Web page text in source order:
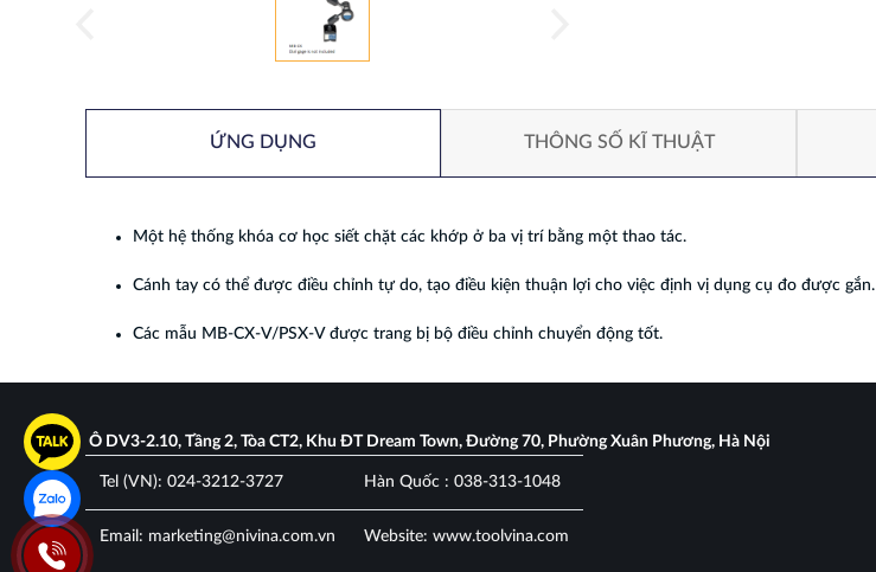
ỨNG DỤNG THÔNG SỐ KĨ THUẬT
Một hệ thống khóa cơ học siết chặt các khớp ở ba vị trí bằng một thao tác.
Cánh tay có thể được điều chỉnh tự do, tạo điều kiện thuận lợi cho việc định vị dụng cụ đo được gắn.
Các mẫu MB-CX-V/PSX-V được trang bị bộ điều chỉnh chuyển động tốt.
Ô DV3-2.10, Tầng 2, Tòa CT2, Khu ĐT Dream Town, Đường 70, Phường Xuân Phương, Hà Nội
Tel (VN): 024-3212-3727
Email: marketing@nivina.com.vn
Hàn Quốc : 038-313-1048
Website: www.toolvina.com